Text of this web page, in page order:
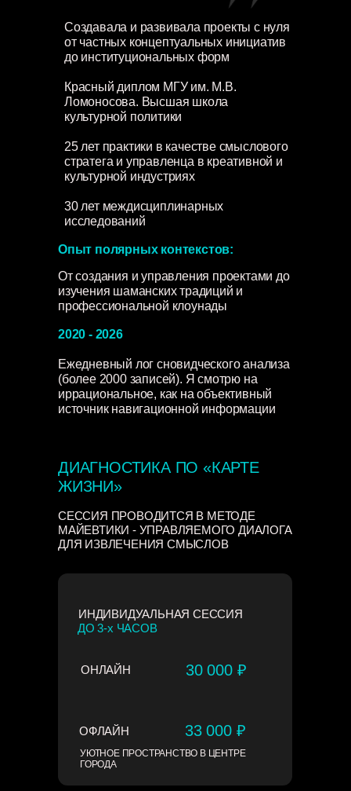
Создавала и развивала проекты с нуля
от частных концептуальных инициатив
до институциональных форм
Красный диплом МГУ им. М.В.
Ломоносова. Высшая школа
культурной политики
25 лет практики в качестве смыслового
стратега и управленца в креативной и
культурной индустриях
30 лет междисциплинарных
исследований
2020 - 2026
Опыт полярных контекстов:
От создания и управления проектами до
изучения шаманских традиций и
профессиональной клоунады
Ежедневный лог сновидческого анализа
(более 2000 записей). Я смотрю на
иррациональное, как на объективный
источник навигационной информации
ИНДИВИДУАЛЬНАЯ СЕССИЯ
ДО 3-х ЧАСОВ
30 000 ₽
33 000 ₽
ОНЛАЙН
ОФЛАЙН
УЮТНОЕ ПРОСТРАНСТВО В ЦЕНТРЕ
ГОРОДА
СЕССИЯ ПРОВОДИТСЯ В МЕТОДЕ
МАЙЕВТИКИ - УПРАВЛЯЕМОГО ДИАЛОГА
ДЛЯ ИЗВЛЕЧЕНИЯ СМЫСЛОВ
ДИАГНОСТИКА ПО «КАРТЕ
ЖИЗНИ»